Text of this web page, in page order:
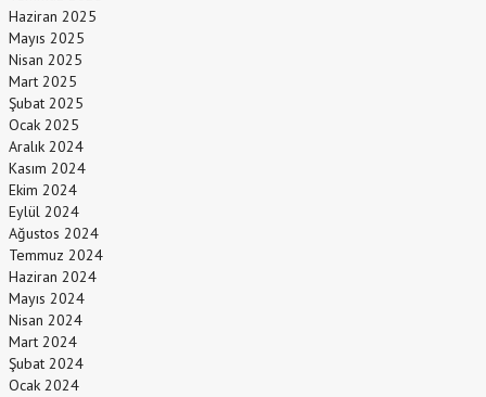
Haziran 2025
Mayıs 2025
Nisan 2025
Mart 2025
Şubat 2025
Ocak 2025
Aralık 2024
Kasım 2024
Ekim 2024
Eylül 2024
Ağustos 2024
Temmuz 2024
Haziran 2024
Mayıs 2024
Nisan 2024
Mart 2024
Şubat 2024
Ocak 2024